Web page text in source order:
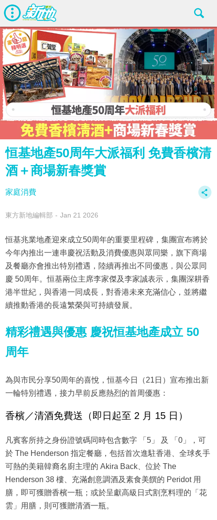
恒基地產50周年大派福利 免費香檳清
酒＋商場新春獎賞
家庭消費
東方新地編輯部 Jan 21 2026
恒基兆業地產迎來成立50周年的重要里程碑，集團宣布將於
今年內推出一連串慶祝活動及消費優惠與眾同樂，旗下商場
及餐廳亦會推出特別禮遇，陸續再推出不同優惠，與公眾同
慶 50周年。恒基兩位主席李家傑及李家誠表示，集團深耕香
港半世紀，與香港一同成長，對香港未來充滿信心，並將繼
續推動香港的長遠繁榮與可持續發展。
精彩禮遇與優惠 慶祝恒基地產成立 50
周年
為與市民分享50周年的喜悅，恒基今日（21日）宣布推出新
一輪特別禮遇，接力早前反應熱烈的首周優惠：
香檳／清酒免費送（即日起至 2 月 15 日）
凡賓客所持之身份證號碼同時包含數字 「5」 及 「0」，可
於 The Henderson 指定餐廳，包括首次進駐香港、全球炙手
可熱的美籍韓裔名廚主理的 Akira Back、位於 The
Henderson 38 樓、充滿創意調酒及素食美饌的 Peridot 用
膳，即可獲贈香檳一瓶；或於呈獻高級日式割烹料理的「花
雲」用膳，則可獲贈清酒一瓶。